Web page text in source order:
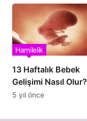
13 Haftalık Bebek
Gelişimi Nasıl Olur?
Hamilelik
5 yıl önce